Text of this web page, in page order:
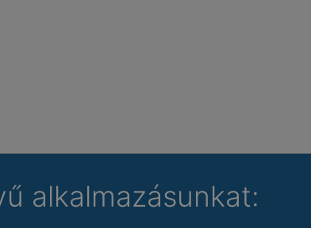
alkalmazásunkat: